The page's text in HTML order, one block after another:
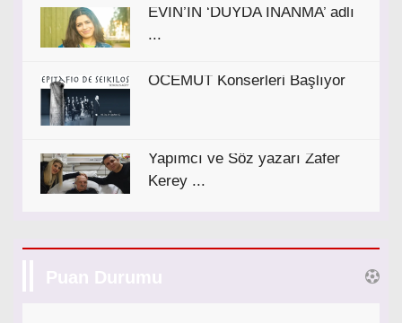
EVİN’İN ‘DUYDA İNANMA’ adlı
...
OCEMUT Konserleri Başlıyor
Yapımcı ve Söz yazarı Zafer
Kerey ...
Puan Durumu